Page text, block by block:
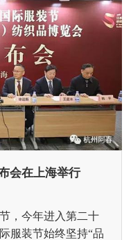
会在上海举行
，今年进入第二十
服装节始终坚持“品